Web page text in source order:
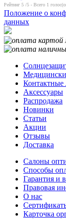
Рейтинг 5 /5 - Всего 1
Положение о
данных
Контактные
Аксессуары
Распродажа
Новинки
Статьи
Акции
Отзывы
Доставка
Салоны
Способы
Гарантия и
Правовая
О нас
Карточка